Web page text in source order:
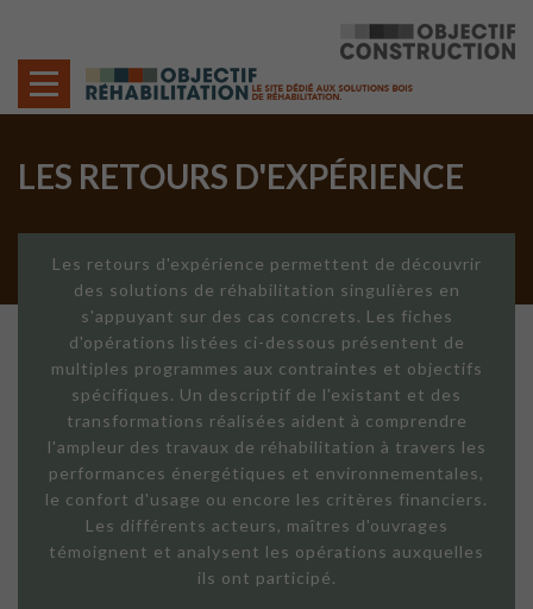
LES RETOURS D'EXPÉRIENCE
Les retours d'expérience permettent de découvrir
des solutions de réhabilitation singulières en
s'appuyant sur des cas concrets. Les fiches
d'opérations listées ci-dessous présentent de
multiples programmes aux contraintes et objectifs
spécifiques. Un descriptif de l'existant et des
transformations réalisées aident à comprendre
l'ampleur des travaux de réhabilitation à travers les
performances énergétiques et environnementales,
le confort d'usage ou encore les critères financiers.
Les différents acteurs, maîtres d'ouvrages
témoignent et analysent les opérations auxquelles
ils ont participé.